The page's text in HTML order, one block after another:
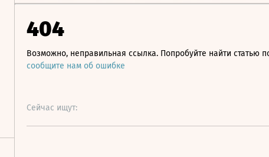
404
Возможно, неправильная ссылка. Попробуйте найти статью
сообщите нам об ошибке
Сейчас ищут: